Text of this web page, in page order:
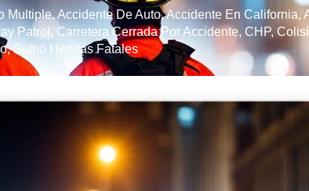
Multiple,Accidente De Auto,Accidente En California,
Patrol , Carretera Cerrada Por Accidente, CHP,
,Sufrió Heridas Fatales